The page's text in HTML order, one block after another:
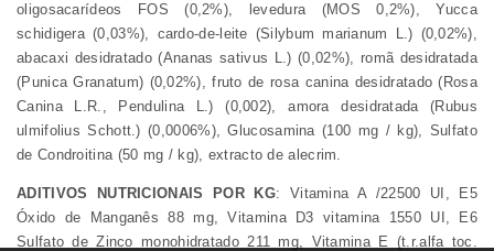
oligosacarídeos FOS (0,2%), levedura (MOS 0,2%), Yucca
schidigera (0,03%), cardo-de-leite (Silybum marianum L.) (0,02%),
abacaxi desidratado (Ananas sativus L.) (0,02%), romã desidratada
(Punica Granatum) (0,02%), fruto de rosa canina desidratado (Rosa
Canina L.R., Pendulina L.) (0,002), amora desidratada (Rubus
ulmifolius Schott.) (0,0006%), Glucosamina (100 mg / kg), Sulfato
de Condroitina (50 mg / kg), extracto de alecrim.
ADITIVOS NUTRICIONAIS POR KG: Vitamina A /22500 UI, E5
Óxido de Manganês 88 mg, Vitamina D3 vitamina 1550 UI, E6
Sulfato de Zinco monohidratado 211 mg, Vitamina E (t.r.alfa toc.